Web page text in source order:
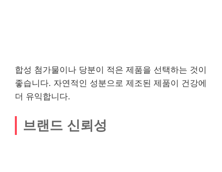
합성 첨가물이나 당분이 적은 제품을 선택하는 것이
좋습니다. 자연적인 성분으로 제조된 제품이 건강에
더 유익합니다.
브랜드 신뢰성